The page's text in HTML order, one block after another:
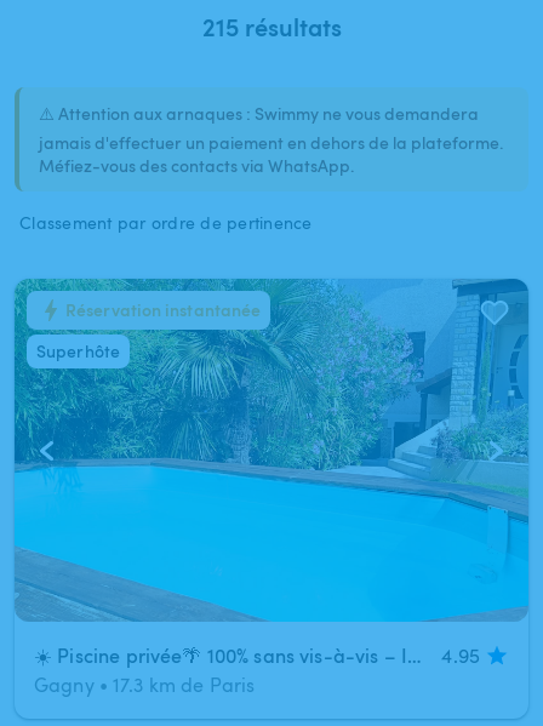
215 résultats
⚠️ Attention aux arnaques : Swimmy ne vous demandera
jamais d'effectuer un paiement en dehors de la plateforme.
Méfiez-vous des contacts via WhatsApp.
Classement par ordre de pertinence
1/18
☀️ Piscine privée​🌴 100% sans vis-à-vis – Intimité & tranquilité garanties 🌴
4.95
Gagny • 17.3 km de Paris
Réservation instantanée
Superhôte